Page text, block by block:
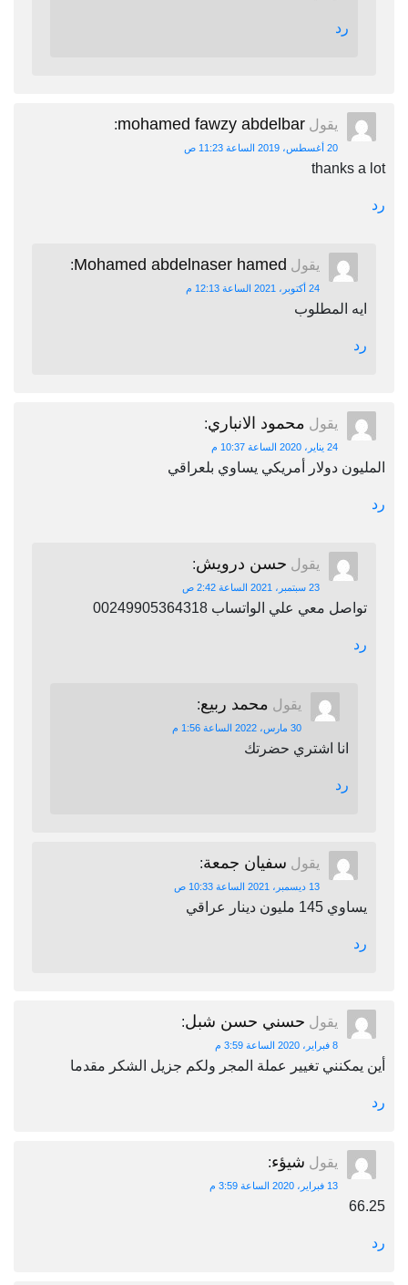
رد
يقول mohamed fawzy abdelbar
:
20 أغسطس، 2019 الساعة 11:23 ص
thanks a lot
رد
يقول Mohamed abdelnaser hamed
:
24 أكتوبر، 2021 الساعة 12:13 م
ايه المطلوب
رد
يقول محمود الانباري:
24 يناير، 2020 الساعة 10:37 م
المليون دولار أمريكي يساوي بلعراقي
رد
يقول حسن درويش:
23 سبتمبر، 2021 الساعة 2:42 ص
تواصل معي علي الواتساب 00249905364318
رد
يقول محمد ربيع:
30 مارس، 2022 الساعة 1:56 م
انا اشتري حضرتك
رد
يقول سفيان جمعة:
13 ديسمبر، 2021 الساعة 10:33 ص
يساوي 145 مليون دينار عراقي
رد
يقول حسني حسن شبل:
8 فبراير، 2020 الساعة 3:59 م
أين يمكنني تغيير عملة المجر ولكم جزيل الشكر مقدما
رد
يقول شيؤء:
13 فبراير، 2020 الساعة 3:59 م
66.25
رد